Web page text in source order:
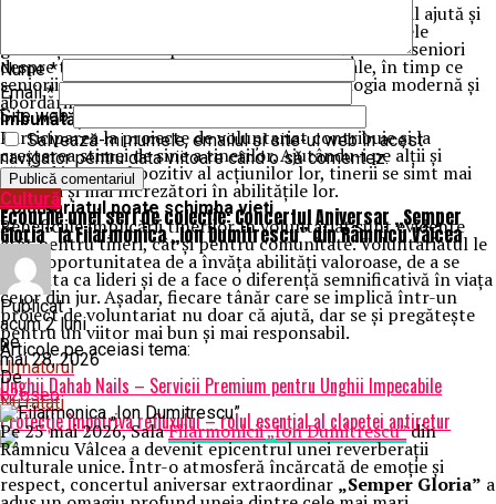
Implicarea tinerilor în proiecte de voluntariat social ajută și
la construirea unor legături puternice între diferitele
generații. Tinerii au oportunitatea de a învăța de la seniori
despre tradiții, valori și responsabilități sociale, în timp ce
seniorii pot învăța de la tineri despre tehnologia modernă și
abordările inovative.
Îmbunătățirea stimei de sine
Participarea la proiecte de voluntariat contribuie și la
creșterea stimei de sine a tinerilor. Ajutându-i pe alții și
văzând impactul pozitiv al acțiunilor lor, tinerii se simt mai
valoroși și mai încrezători în abilitățile lor.
Voluntariatul poate schimba vieți
Beneficiile implicării tinerilor în voluntariat sunt evidente
atât pentru tineri, cât și pentru comunitate. Voluntariatul le
oferă oportunitatea de a învăța abilități valoroase, de a se
dezvolta ca lideri și de a face o diferență semnificativă în viața
celor din jur. Așadar, fiecare tânăr care se implică într-un
proiect de voluntariat nu doar că ajută, dar se și pregătește
pentru un viitor mai bun și mai responsabil.
Articole pe aceiasi tema:
Urmatorul
Unghii Dahab Nails – Servicii Premium pentru Unghii Impecabile
Nu ratati
Protecție împotriva refluxului – rolul esențial al clapetei antiretur
Nume*
Email*
Site web
Salvează-mi numele, emailul și site-ul web în acest
navigator pentru data viitoare când o să comentez.
Cultură
Ecourile unei seri de colecție: Concertul Aniversar „Semper
Gloria” la Filarmonica „Ion Dumitrescu” din Râmnicu Vâlcea
Publicat
acum 2 luni
pe
mai 28, 2026
De
b2bseo
Pe 25 mai 2026, SalaFilarmonicii „Ion Dumitrescu”din
Râmnicu Vâlcea a devenit epicentrul unei reverberații
culturale unice. Într-o atmosferă încărcată de emoție și
respect, concertul aniversar extraordinar „Semper Gloria” a